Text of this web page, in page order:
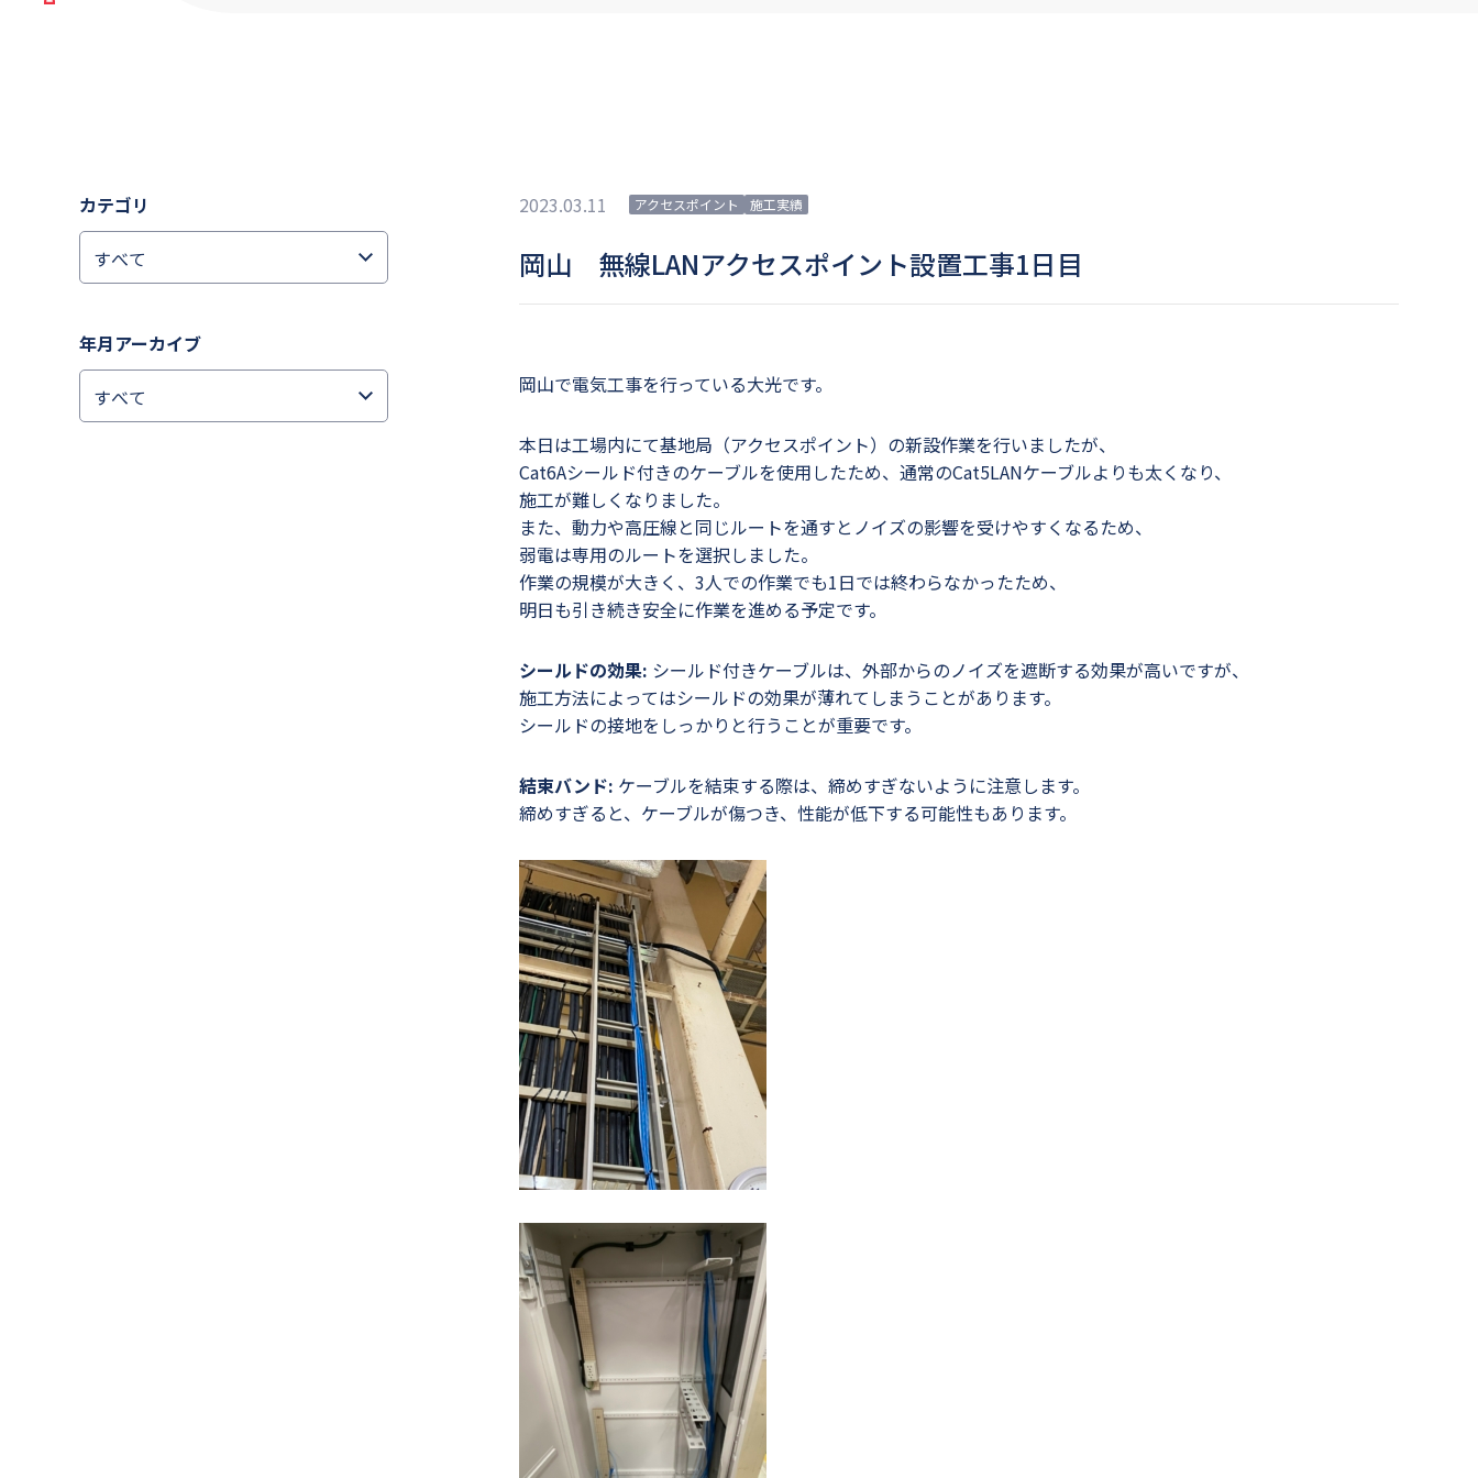
カテゴリ
年月アーカイブ
2023.03.11 アクセスポイント 施工実績
岡山 無線LANアクセスポイント設置工事1日目
岡山で電気工事を行っている大光です。
本日は工場内にて基地局（アクセスポイント）の新設作業を行いましたが、
Cat6Aシールド付きのケーブルを使用したため、通常のCat5LANケーブルよりも太くなり、
施工が難しくなりました。
また、動力や高圧線と同じルートを通すとノイズの影響を受けやすくなるため、
弱電は専用のルートを選択しました。
作業の規模が大きく、3人での作業でも1日では終わらなかったため、
明日も引き続き安全に作業を進める予定です。
シールドの効果: シールド付きケーブルは、外部からのノイズを遮断する効果が高いですが、
施工方法によってはシールドの効果が薄れてしまうことがあります。
シールドの接地をしっかりと行うことが重要です。
結束バンド: ケーブルを結束する際は、締めすぎないように注意します。
締めすぎると、ケーブルが傷つき、性能が低下する可能性もあります。